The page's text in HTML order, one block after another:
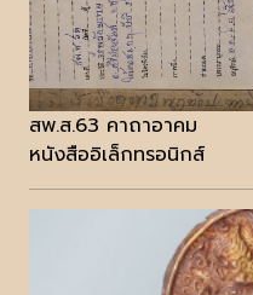
สพ.ส.63 คาถาอาคม
หนังสืออิเล็กทรอนิกส์